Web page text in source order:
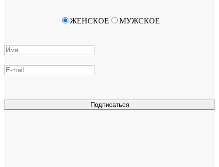
Подписаться
ЖЕНСКОЕ МУЖСКОЕ